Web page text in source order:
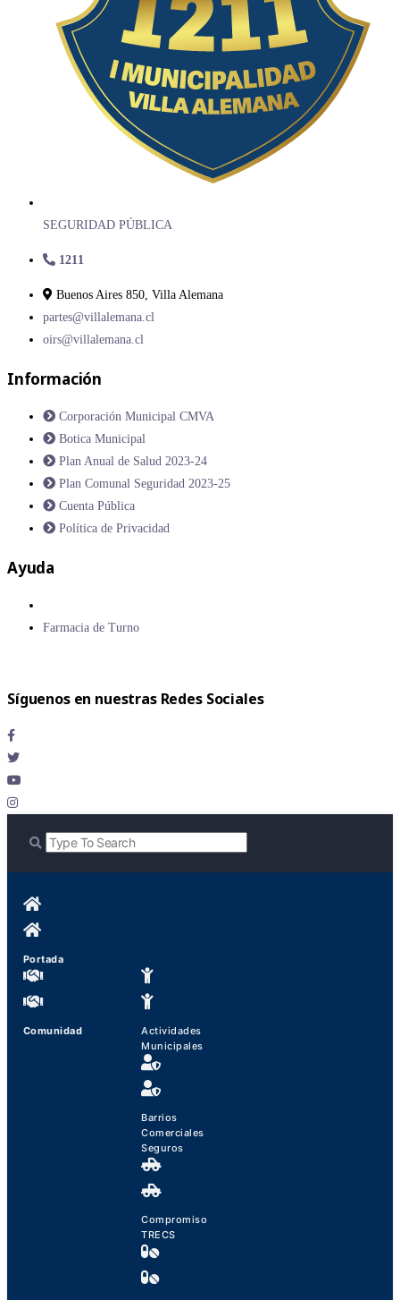
SEGURIDAD PÚBLICA
1211
Buenos Aires 850, Villa Alemana
partes@villalemana.cl
oirs@villalemana.cl
Información
Corporación Municipal CMVA
Botica Municipal
Plan Anual de Salud 2023-24
Plan Comunal Seguridad 2023-25
Cuenta Pública
Política de Privacidad
Ayuda
Farmacia de Turno
Síguenos en nuestras Redes Sociales
Portada
Comunidad
Actividades
Municipales
Barrios
Comerciales
Seguros
Compromiso
TRECS